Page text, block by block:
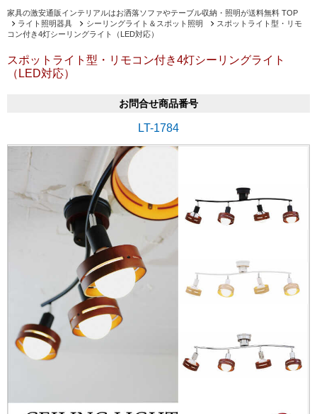
家具の激安通販インテリアルはお洒落ソファやテーブル収納・照明が送料無料 TOP
ライト照明器具
シーリングライト＆スポット照明
スポットライト型・リモ
コン付き4灯シーリングライト（LED対応）
スポットライト型・リモコン付き4灯シーリングライト
（LED対応）
お問合せ商品番号
LT-1784